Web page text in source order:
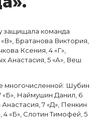
защищала команда
Братанова Виктория,
Ксения, 4 «Г»,
Анастасия, 5 «А», Веш
Шубин
Наймушин Данил, 6
7 «Д», Пенкин
«Б», Слотин Тимофей, 5